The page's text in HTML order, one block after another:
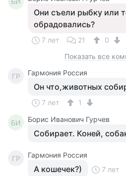
Они съели рыбку или
обрадовались?
7 лет 21
0
Показать все
ГР Гармония Россия
Он что,животных
7 лет 1
БИ Борис Иванович Гурчев
Собирает. Коней,
ГР Гармония Россия
А кошечек?) 7 лет